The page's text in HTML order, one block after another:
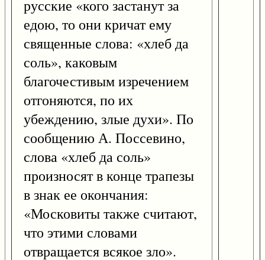
русские «кого застанут за
едою, то они кричат ему
священные слова: «хлеб да
соль», каковым
благочестивым изречением
отгоняются, по их
убеждению, злые духи». По
сообщению А. Поссевино,
слова «хлеб да соль»
произносят в конце трапезы
в знак ее окончания:
«Московиты также считают,
что этими словами
отвращается всякое зло».